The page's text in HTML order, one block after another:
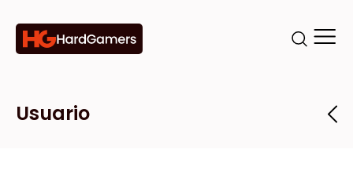
Categorías
Marcas
Tiendas
Usuario